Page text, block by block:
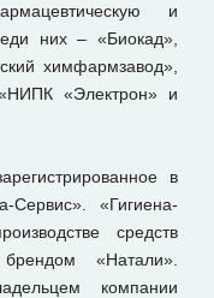
и
них – «Биокад»,
химфармзавод»,
«Электрон» и
в
Сервис». «Гигиена-
средств
«Натали».
компании